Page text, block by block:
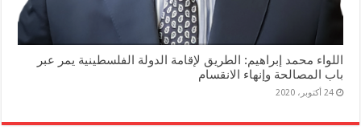
اللواء محمد إبراهيم: الطريق لإقامة الدولة الفلسطينية يمر عبر
باب المصالحة وإنهاء الانقسام
24 أكتوبر، 2020